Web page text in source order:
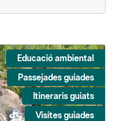
Educació ambiental
Passejades guiades
Itineraris guiats
Visites guiades